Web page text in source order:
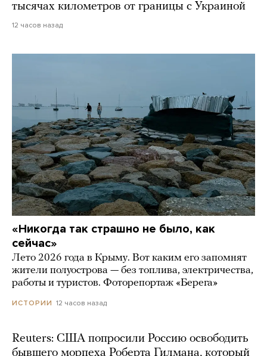
тысячах километров от границы с Украиной
12 часов назад
«Никогда так страшно не было, как
сейчас»
Лето 2026 года в Крыму. Вот каким его запомнят
жители полуострова — без топлива, электричества,
работы и туристов. Фоторепортаж «Берега»
ИСТОРИИ 12 часов назад
Reuters: США попросили Россию освободить
бывшего морпеха Роберта Гилмана, который